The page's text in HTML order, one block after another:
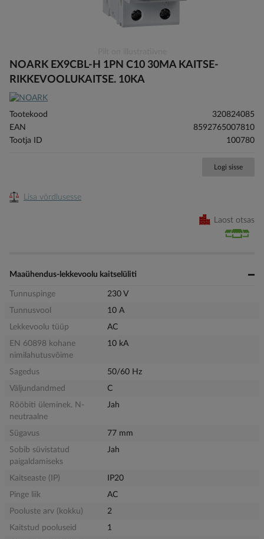
to
the
of
the
images
NOARK EX9CBL-H 1PN C10 30MA KAITSE-
RIKKEVOOLUKAITSE. 10KA
Tootekood
320824085
EAN
8592765007810
Tootja ID
100780
Logi sisse
Lisa võrdlusesse
Laost otsas
Maaühendus-lekkevoolu kaitselüliti
Tunnuspinge
230 V
Tunnusvool
10 A
Lekkevoolu tüüp
AC
EN 60898 kohane
nimilahutusvõime
10 kA
Sagedus
50/60 Hz
Väljundandmed
C
Rööbiti üleminek. N-
neutraalne
Jah
Sügavus
77 mm
Sobib süvistatud
paigaldamiseks
Jah
Kaitseaste (IP)
IP20
Pinge liik
AC
Pooluste arv (kokku)
2
Kaitstud pooluseid
1